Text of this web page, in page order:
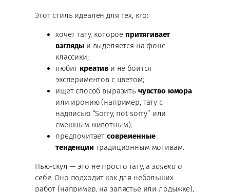
Этот стиль идеален для тех, кто:
хочет тату, которое притягивает
взглядыи выделяется на фоне
классики;
любит креатив и не боится
экспериментов с цветом;
ищет способ выразить чувство юмора
или иронию (например, тату с
надписью “Sorry, not sorry” или
смешным животным);
предпочитаетсовременные
тенденции традиционным мотивам.
Нью-скул — это не просто тату, азаявка о
себе. Оно подходит как для небольших
работ (например, на запястье или лодыжке),